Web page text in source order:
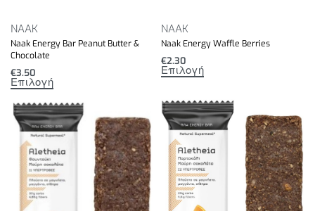
NAAK
Naak Energy Bar Peanut Butter &
Chocolate
€3.50
Επιλογή
NAAK
Naak Energy Waffle Berries
€2.30
Επιλογή